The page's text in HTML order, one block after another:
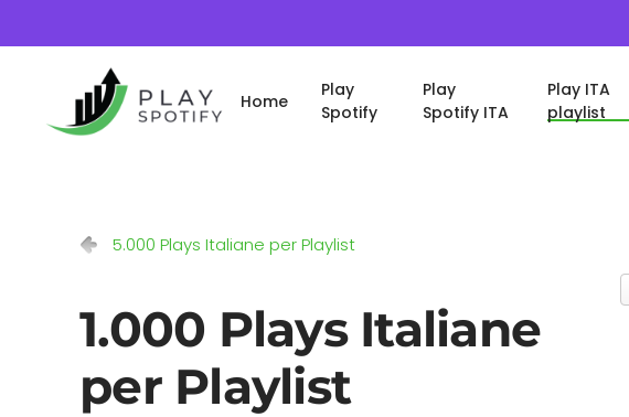
Home
Play
Spotify
Play
Spotify ITA
Play ITA
playlist
5.000 Plays Italiane per Playlist
1.000 Plays Italiane
per Playlist